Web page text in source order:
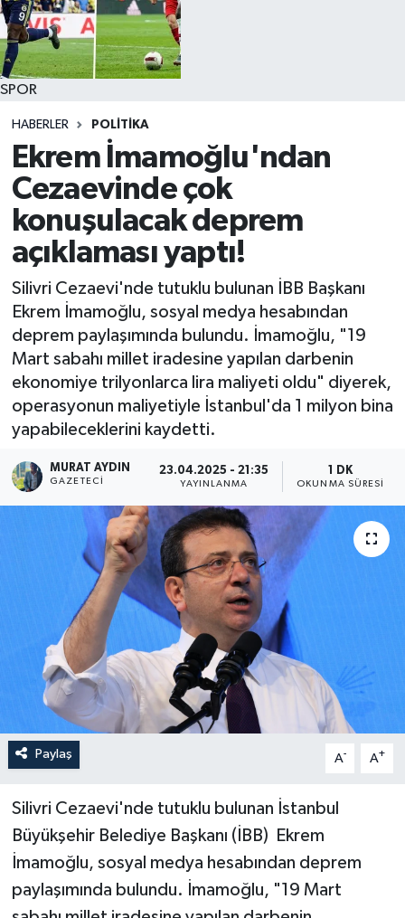
SPOR
HABERLER POLİTİKA
Ekrem İmamoğlu'ndan
Cezaevinde çok
konuşulacak deprem
açıklaması yaptı!
Silivri Cezaevi'nde tutuklu bulunan İBB Başkanı
Ekrem İmamoğlu, sosyal medya hesabından
deprem paylaşımında bulundu. İmamoğlu, "19
Mart sabahı millet iradesine yapılan darbenin
ekonomiye trilyonlarca lira maliyeti oldu" diyerek,
operasyonun maliyetiyle İstanbul'da 1 milyon bina
yapabileceklerini kaydetti.
MURAT AYDIN
GAZETECI
23.04.2025 - 21:35
YAYINLANMA
1 DK
OKUNMA SÜRESI
Paylaş A- A+
Silivri Cezaevi'nde tutuklu bulunan İstanbul
Büyükşehir Belediye Başkanı (İBB) Ekrem
İmamoğlu, sosyal medya hesabından deprem
paylaşımında bulundu. İmamoğlu, "19 Mart